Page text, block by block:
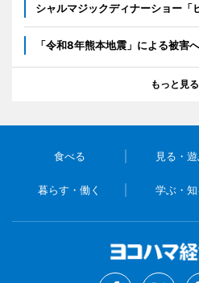
シャルマジックディナーショー「
「令和8年熊本地震」による被害
もっと見る
食べる 見る・
暮らす・働く 学ぶ・知